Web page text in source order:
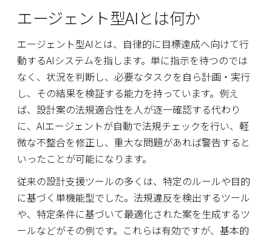
エージェント型AIとは何か
エージェント型AIとは、自律的に目標達成へ向けて行
動するAIシステムを指します。単に指示を待つのでは
なく、状況を判断し、必要なタスクを自ら計画・実行
し、その結果を検証する能力を持っています。例え
ば、設計案の法規適合性を人が逐一確認する代わり
に、AIエージェントが自動で法規チェックを行い、軽
微な不整合を修正し、重大な問題があれば警告すると
いったことが可能になります。
従来の設計支援ツールの多くは、特定のルールや目的
に基づく単機能型でした。法規違反を検出するツール
や、特定条件に基づいて最適化された案を生成するツ
ールなどがその例です。これらは有効ですが、基本的